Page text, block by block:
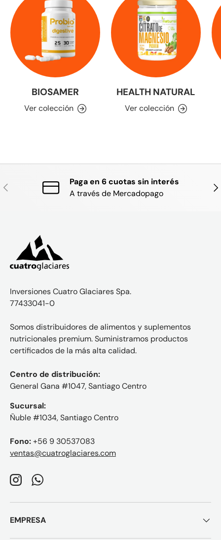
BIOSAMER
Ver colección
HEALTH NATURAL
Ver colección
ANTERIOR
Paga en 6 cuotas sin interés
A través de Mercadopago
Inversiones Cuatro Glaciares Spa.
77433041-0
Somos distribuidores de alimentos y suplementos
nutricionales premium. Suministramos productos
certificados de la más alta calidad.
Centro de distribución:
General Gana #1047, Santiago Centro
Sucursal:
Ñuble #1034, Santiago Centro
Fono:+56 9 30537083
ventas@cuatroglaciares.com
InstagramWhatsApp
EMPRESA